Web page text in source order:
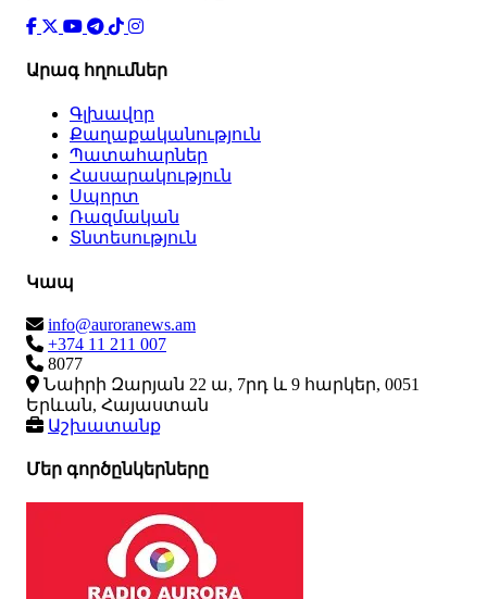
Արագ հղումներ
Գլխավոր
Քաղաքականություն
Պատահարներ
Հասարակություն
Սպորտ
Ռազմական
Տնտեսություն
Կապ
info@auroranews.am
+374 11 211 007
8077
Նաիրի Զարյան 22 ա, 7րդ և 9 հարկեր, 0051
Երևան, Հայաստան
Աշխատանք
Մեր գործընկերները